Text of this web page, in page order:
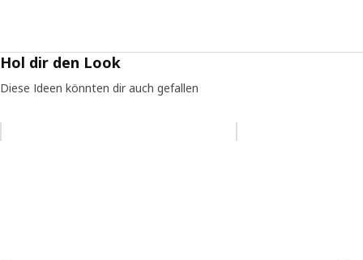
Hol dir den Look
Diese Ideen könnten dir auch gefallen